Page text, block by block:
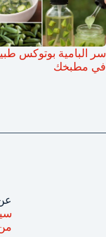
سر البامية بوتوكس
في مطبخك